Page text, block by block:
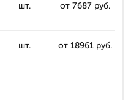
шт. от 7687 руб.
шт. от 18961 руб.